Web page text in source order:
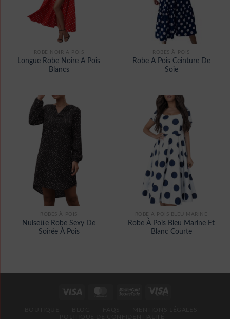
ROBE NOIR A POIS
Longue Robe Noire A Pois
Blancs
ROBES À POIS
Robe A Pois Ceinture De
Soie
ROBES À POIS
Nuisette Robe Sexy De
Soirée À Pois
ROBE A POIS BLEU MARINE
Robe À Pois Bleu Marine Et
Blanc Courte